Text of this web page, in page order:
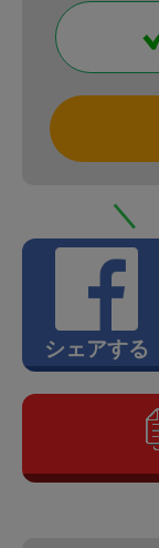
＼
シェアする